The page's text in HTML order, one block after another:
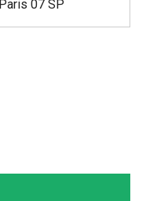
07 SP